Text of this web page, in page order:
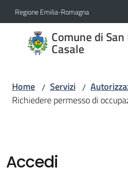
Vai al contenuto
Vai alla navigazione
Vai al footer
Regione Emilia-Romagna
Comune di
Casale
Comune
di San
Casale
Novità
Home / Servizi /
Richiedere permesso di
Accedi